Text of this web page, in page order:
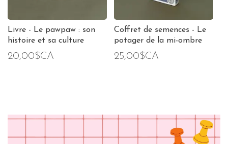
Livre - Le pawpaw : son
histoire et sa culture
20,00$CA
Coffret de semences - Le
potager de la mi-ombre
25,00$CA